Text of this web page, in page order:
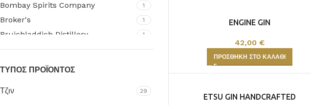
Bombay Spirits Company 1
Broker's 1
Bruichladdich Distillery 1
Charles Tanqueray Distillery 2
Distilery Avantes
Etsu Distillery 2
ΤΥΠΟΣ ΠΡΟΪΟΝΤΟΣ
Τζιν 29
ENGINE GIN
42,00 €
ΠΡΟΣΘΉΚΗ ΣΤΟ ΚΑΛΆΘΙ
ETSU GIN HANDCRAFTED